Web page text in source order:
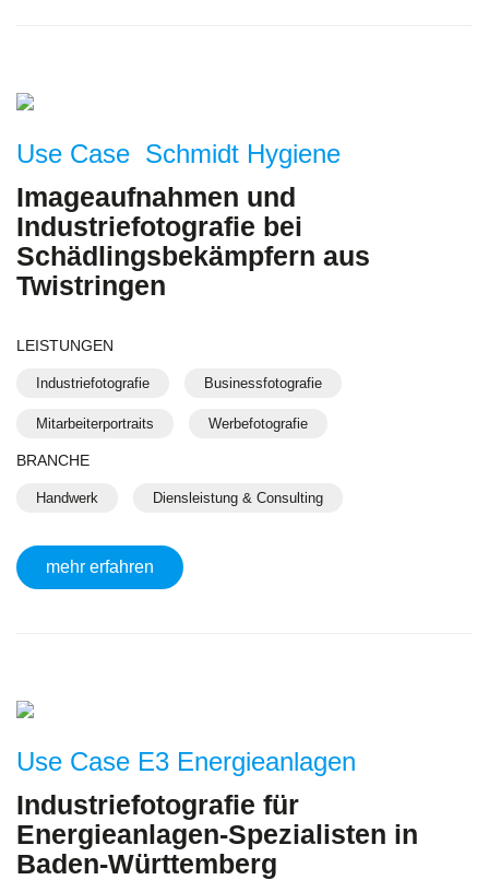
Use Case Schmidt Hygiene
Imageaufnahmen und
Industriefotografie bei
Schädlingsbekämpfern aus
Twistringen
LEISTUNGEN
Industriefotografie Businessfotografie
Mitarbeiterportraits Werbefotografie
BRANCHE
Handwerk Diensleistung & Consulting
mehr erfahren
Use Case E3 Energieanlagen
Industriefotografie für
Energieanlagen-Spezialisten in
Baden-Württemberg